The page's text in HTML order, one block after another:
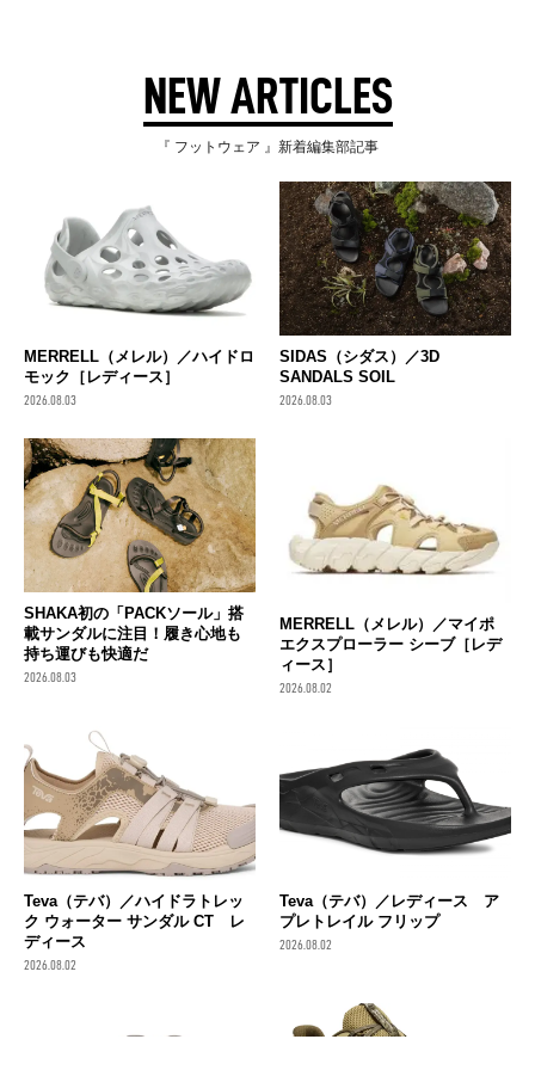
NEW ARTICLES
『 フットウェア 』新着編集部記事
MERRELL（メレル）／ハイドロ
モック［レディース］
2026.08.03
SIDAS（シダス）／3D
SANDALS SOIL
2026.08.03
SHAKA初の「PACKソール」搭
載サンダルに注目！履き心地も
持ち運びも快適だ
2026.08.03
MERRELL（メレル）／マイポ
エクスプローラー シーブ［レデ
ィース］
2026.08.02
Teva（テバ）／ハイドラトレッ
ク ウォーター サンダル CT レ
ディース
2026.08.02
Teva（テバ）／レディース ア
プレトレイル フリップ
2026.08.02